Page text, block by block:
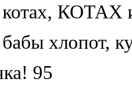
котах,
хлопот,
95